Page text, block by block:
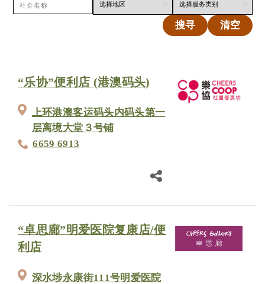
搜寻 清空
“乐协”便利店 (港澳码头)
上环港澳客运码头内码头第一
层离境大堂３号铺
6659 6913
“卓思廊”明爱医院复康店/便
利店
深水埗永康街111号明爱医院